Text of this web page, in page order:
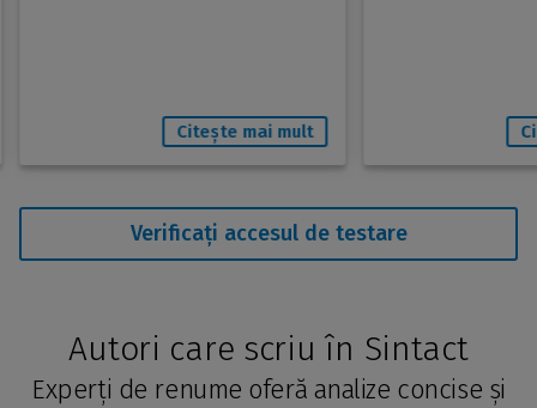
Citește mai mult
Verificați accesul de testare
Autori care scriu în Sintact
Experți de renume oferă analize concise și